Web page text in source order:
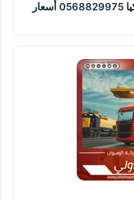
شركة شحن من جدة إلى تركيا 0568829975 أسعار